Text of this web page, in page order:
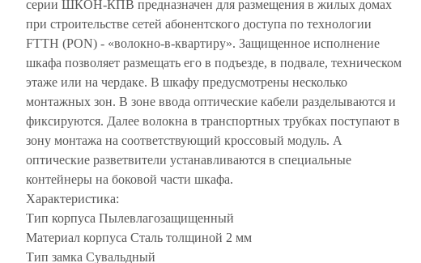
серии ШКОН-КПВ предназначен для размещения в жилых домах
при строительстве сетей абонентского доступа по технологии
FTTH (PON) - «волокно-в-квартиру». Защищенное исполнение
шкафа позволяет размещать его в подъезде, в подвале, техническом
этаже или на чердаке. В шкафу предусмотрены несколько
монтажных зон. В зоне ввода оптические кабели разделываются и
фиксируются. Далее волокна в транспортных трубках поступают в
зону монтажа на соответствующий кроссовый модуль. А
оптические разветвители устанавливаются в специальные
контейнеры на боковой части шкафа.
Характеристика:
Тип корпуса Пылевлагозащищенный
Материал корпуса Сталь толщиной 2 мм
Тип замка Сувальдный